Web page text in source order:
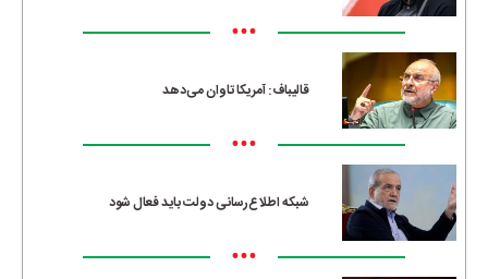
•••
قالیباف: آمریکا تاوان می‌دهد
•••
شبکه اطلاع‌رسانی دولت باید فعال شود
•••